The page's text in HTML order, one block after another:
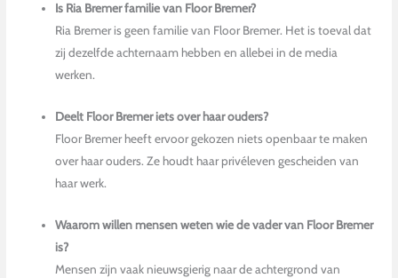
Is Ria Bremer familie van Floor Bremer?
Ria Bremer is geen familie van Floor Bremer. Het is toeval dat
zij dezelfde achternaam hebben en allebei in de media
werken.
Deelt Floor Bremer iets over haar ouders?
Floor Bremer heeft ervoor gekozen niets openbaar te maken
over haar ouders. Ze houdt haar privéleven gescheiden van
haar werk.
Waarom willen mensen weten wie de vader van Floor Bremer
is?
Mensen zijn vaak nieuwsgierig naar de achtergrond van